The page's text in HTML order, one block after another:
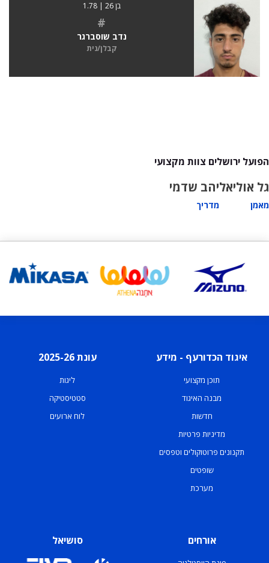
בן 26 | 1.78
#
נדב שוסברגר
קבלן/נית
הפועל ירושלים צוות מקצועי
גל אוליאל
מאמן
יהב שדמי
מדריך
איגוד הכדורעף - מידע
תוכן מקצועי
מבנה האיגוד
חדשות
מדיניות פרטיות
תקנונים פרוטוקולים וטפסים
שופטים
מערכת
עונת 2025-26
ליגות
סטטיסטיקה
לוח ארועים
אורחים סושיאל